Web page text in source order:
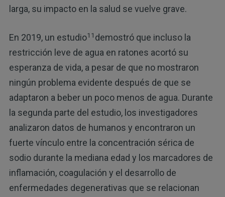
larga, su impacto en la salud se vuelve grave.
En 2019, un estudio11 demostró que incluso la
restricción leve de agua en ratones acortó su
esperanza de vida, a pesar de que no mostraron
ningún problema evidente después de que se
adaptaron a beber un poco menos de agua. Durante
la segunda parte del estudio, los investigadores
analizaron datos de humanos y encontraron un
fuerte vínculo entre la concentración sérica de
sodio durante la mediana edad y los marcadores de
inflamación, coagulación y el desarrollo de
enfermedades degenerativas que se relacionan